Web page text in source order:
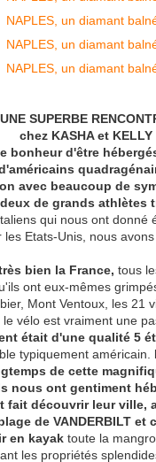
UNE SUPERBE
chez KASHA et KELLY
bonheur d'être
avec beaucoup de
de grands athlètes
qui nous ont donné
les Etats-Unis, nous
bien la France, tous
ont eux-mêmes
Mont Ventoux, les 21
vélo est vraiment une
était d'une qualité 5
typiquement américain.
de cette
nous ont gentiment
fait découvrir leur ville,
de VANDERBILT et
en kayak toute la
les propriétés